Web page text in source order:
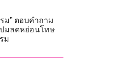
ม” ตอบคำถาม
มลดหย่อนโทษ
ม